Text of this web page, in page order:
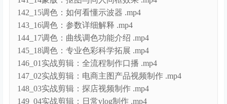
143_16调色：参数详细解释 .mp4
144_17调色：曲线调色功能介绍 .mp4
145_18调色：专业色彩科学拓展 .mp4
146_01实战剪辑：全流程制作口播 .mp4
147_02实战剪辑：电商主图产品视频制作 .mp4
148_03实战剪辑：探店视频制作 .mp4
149_04实战剪辑：日常vlog制作 .mp4
14_14索尼slog3素材拍摄技巧 .mp4